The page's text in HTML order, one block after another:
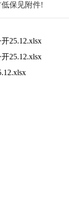
保见附件!
25.12.xlsx
25.12.xlsx